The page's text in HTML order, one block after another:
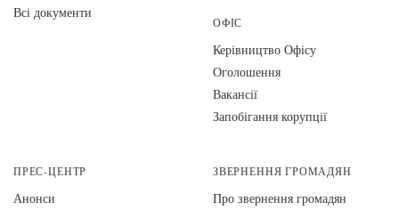
Всі документи
ОФІС
Керівництво Офісу
Оголошення
Вакансії
Запобігання корупції
ПРЕС-ЦЕНТР
Анонси
ЗВЕРНЕННЯ ГРОМАДЯН
Про звернення громадян